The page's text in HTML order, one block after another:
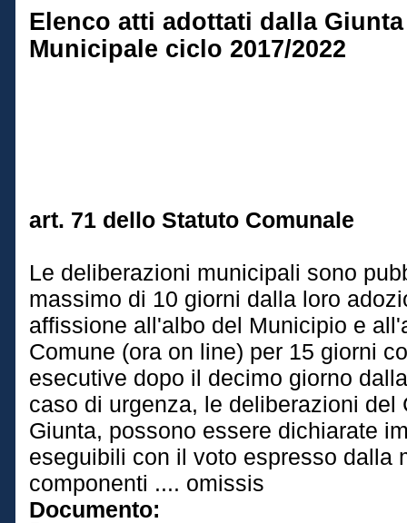
Elenco atti adottati dalla Giunta
Municipale ciclo 2017/2022
art. 71 dello Statuto Comunale
Le deliberazioni municipali sono
massimo di 10 giorni dalla loro
affissione all'albo del Municipio e
Comune (ora on line) per 15 giorni
esecutive dopo il decimo giorno
caso di urgenza, le deliberazioni del
Giunta, possono essere dichiarate
eseguibili con il voto espresso dalla
componenti .... omissis
Documento: